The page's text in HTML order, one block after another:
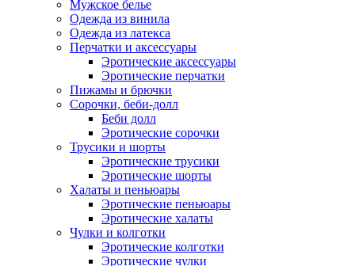
Мужское белье
Одежда из винила
Одежда из латекса
Перчатки и аксессуары
Эротические аксессуары
Эротические перчатки
Пижамы и брючки
Сорочки, беби-долл
Беби долл
Эротические сорочки
Трусики и шорты
Эротические трусики
Эротические шорты
Халаты и пеньюары
Эротические пеньюары
Эротические халаты
Чулки и колготки
Эротические колготки
Эротические чулки